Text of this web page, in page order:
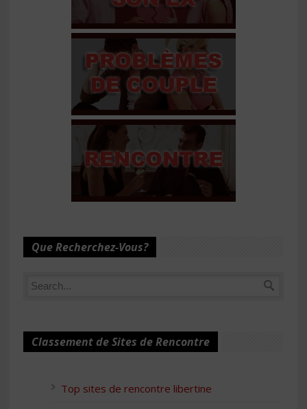
Que Recherchez-Vous?
Classement de Sites de Rencontre
Top sites de rencontre libertine